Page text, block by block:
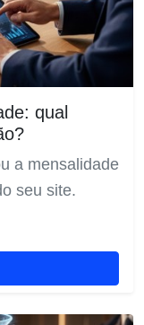
qual
a mensalidade
seu site.